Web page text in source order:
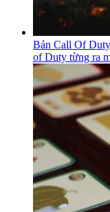
Bản Call Of
of Duty từng ra